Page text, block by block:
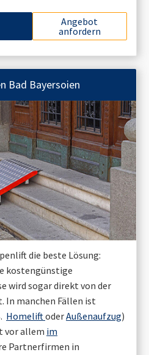
Angebot
anfordern
Bad Bayersoien
die beste Lösung:
kostengünstige
wird sogar direkt von der
In manchen Fällen ist
HomeliftoderAußenaufzug)
vor allem im
Partnerfirmen in